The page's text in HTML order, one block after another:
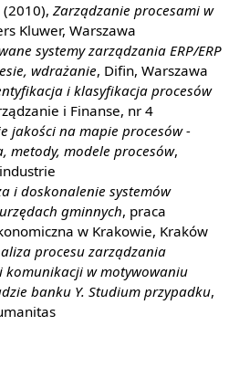
(2010),Zarządzanie procesami w
Kluwer, Warszawa
systemy zarządzania ERP/ERP
wdrażanie, Difin, Warszawa
i klasyfikacja procesów
i Finanse, nr 4
jakości na mapie procesów -
metody, modele procesów,
i doskonalenie systemów
gminnych, praca
w Krakowie, Kraków
procesu zarządzania
komunikacji w motywowaniu
banku Y. Studium przypadku,